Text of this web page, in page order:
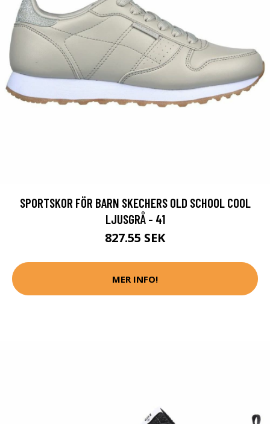
SPORTSKOR FÖR BARN SKECHERS OLD SCHOOL COOL
LJUSGRÅ - 41
827.55 SEK
MER INFO!